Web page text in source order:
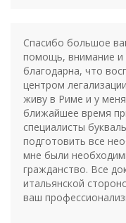
Спасибо большое
помощь, внимание и
благодарна, что
центром
живу в Риме и у
ближайшее время
специалисты
подготовить все
мне были
гражданство. Все
итальянской
ваш